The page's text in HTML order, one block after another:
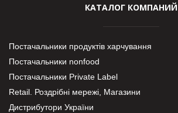
КАТАЛОГ КОМПАНИЙ
Постачальники продуктів харчування
Постачальники nonfood
Постачальники Private Label
Retail. Роздрібні мережі, Магазини
Дистрибутори України